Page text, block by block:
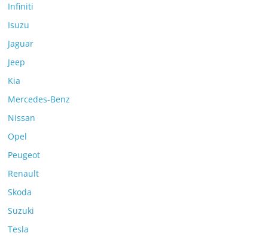
Infiniti
Isuzu
Jaguar
Jeep
Kia
Mercedes-Benz
Nissan
Opel
Peugeot
Renault
Skoda
Suzuki
Tesla